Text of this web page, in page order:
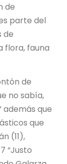
de
parte del
de
flora, fauna
de
no sabía,
además que
que
(11),
“Justo